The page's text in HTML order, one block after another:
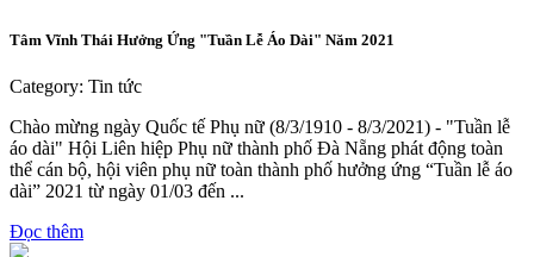
Tâm Vĩnh Thái Hưởng Ứng "Tuần Lễ Áo Dài" Năm 2021
Category: Tin tức
Chào mừng ngày Quốc tế Phụ nữ (8/3/1910 - 8/3/2021) - "Tuần lễ
áo dài" Hội Liên hiệp Phụ nữ thành phố Đà Nẵng phát động toàn
thể cán bộ, hội viên phụ nữ toàn thành phố hưởng ứng “Tuần lễ áo
dài” 2021 từ ngày 01/03 đến ...
Đọc thêm